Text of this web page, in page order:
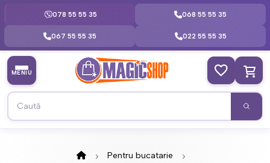
078 55 55 35 068 55 55 35
067 55 55 35 022 55 55 35
MENIU
Pentru bucatarie